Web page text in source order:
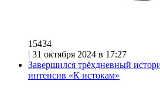
15434
| 31 октября 2024 в 17:27
Завершился трёхдневный
интенсив «К истокам»